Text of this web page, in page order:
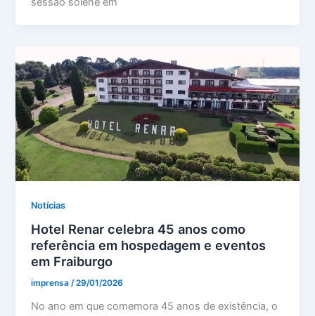
Notícias
Hotel Renar celebra 45 anos como
referência em hospedagem e eventos
em Fraiburgo
imprensa/29/01/2026
No ano em que comemora 45 anos de existência, o